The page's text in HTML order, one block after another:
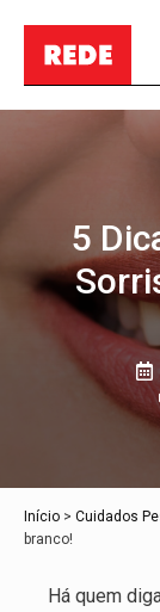
5
Início > Cuidados
branco!
Há quem